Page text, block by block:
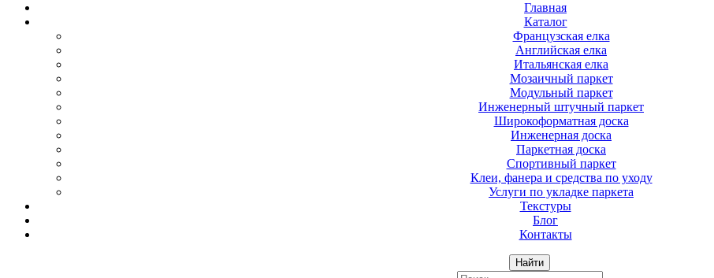
Главная
Каталог
Французская елка
Английская елка
Итальянская елка
Мозаичный паркет
Модульный паркет
Инженерный штучный паркет
Широкоформатная доска
Инженерная доска
Паркетная доска
Спортивный паркет
Клеи, фанера и средства по уходу
Услуги по укладке паркета
Текстуры
Блог
Контакты
Найти